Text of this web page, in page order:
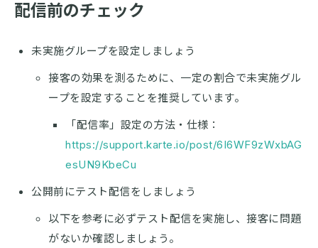
配信前のチェック
未実施グループを設定しましょう
接客の効果を測るために、一定の割合で未実施グル
ープを設定することを推奨しています。
「配信率」設定の方法・仕様：
https://support.karte.io/post/6I6WF9zWxbAG
esUN9KbeCu
公開前にテスト配信をしましょう
以下を参考に必ずテスト配信を実施し、接客に問題
がないか確認しましょう。